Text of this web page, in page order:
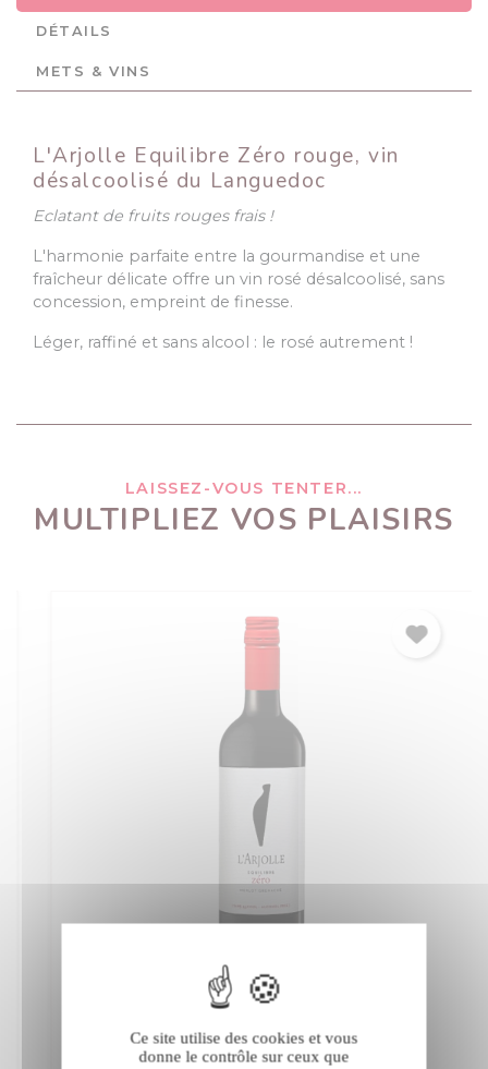
DÉTAILS
METS & VINS
L'Arjolle Equilibre Zéro rouge, vin
désalcoolisé du Languedoc
Eclatant de fruits rouges frais !
L'harmonie parfaite entre la gourmandise et une
fraîcheur délicate offre un vin rosé désalcoolisé, sans
concession, empreint de finesse.
Léger, raffiné et sans alcool : le rosé autrement !
LAISSEZ-VOUS TENTER...
MULTIPLIEZ VOS PLAISIRS
L'Arjolle Equilibre Zéro rouge
Ce site utilise des cookies et vous
donne le contrôle sur ceux que